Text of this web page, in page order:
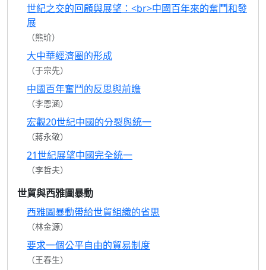
世紀之交的回顧與展望：<br>中國百年來的奮鬥和發
展
（熊玠）
大中華經濟圈的形成
（于宗先）
中國百年奮鬥的反思與前瞻
（李恩涵）
宏觀20世紀中國的分裂與統一
（蔣永敬）
21世紀展望中國完全統一
（李哲夫）
世貿與西雅圖暴動
西雅圖暴動帶給世貿組織的省思
（林金源）
要求一個公平自由的貿易制度
（王春生）